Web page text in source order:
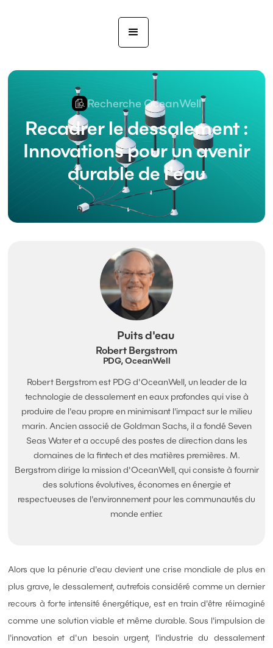
Recherche OceanWell
Recadrer le dessalement :
Innovations pour un avenir
durable de l'eau
Puits d'eau
Robert Bergstrom
PDG, OceanWell
Robert Bergstrom est PDG d'OceanWell, un leader de la
technologie de dessalement en eaux profondes qui vise à
produire de l'eau propre en minimisant l'impact sur le milieu
marin. Ancien associé de Goldman Sachs, il a fondé Seven
Seas Water et a occupé des postes de direction dans les
domaines de la fintech et des matières premières. M.
Bergstrom dirige la mission d'OceanWell, qui consiste à fournir
des solutions évolutives, économes en énergie et
respectueuses de l'environnement pour les communautés du
monde entier.
Alors que la pénurie d'eau devient une crise mondiale de plus en
plus grave, le dessalement, autrefois considéré comme un dernier
recours à forte intensité énergétique, est en train d'être réimaginé
comme une solution viable et même durable. Sous l'impulsion de
l'innovation et d'un besoin urgent, l'industrie du dessalement